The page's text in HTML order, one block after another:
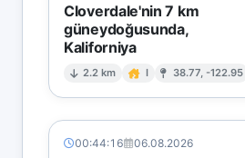
Cloverdale'nin 7 km
güneydoğusunda,
Kaliforniya
2.2 km I 38.77, -122.95
00:44:16 06.08.2026